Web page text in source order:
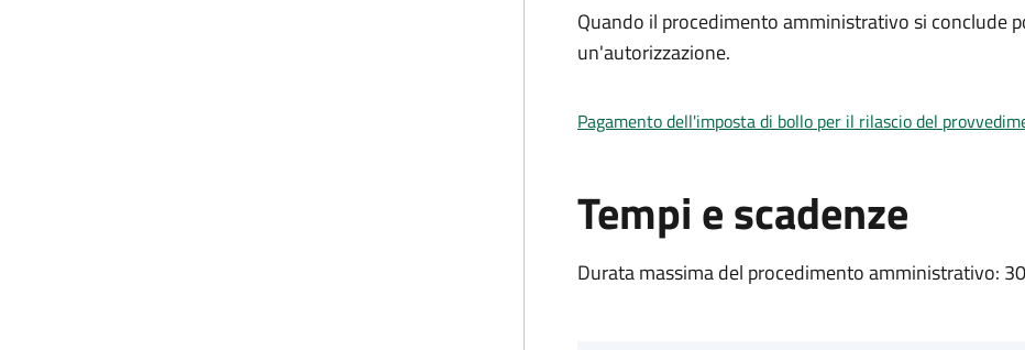
Quando il procedimento amministrativo si conclude
un'autorizzazione.
Pagamento dell'imposta di bollo per il rilascio del
Tempi e scadenze
Durata massima del procedimento amministrativo: